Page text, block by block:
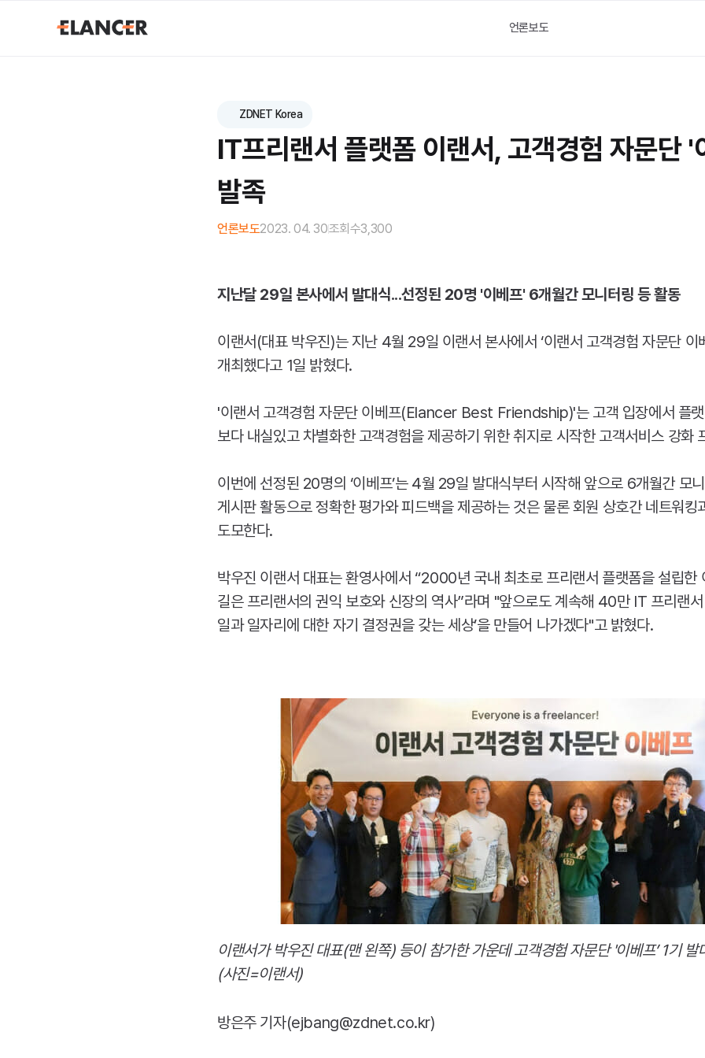
언론보도
ZDNET Korea
IT프리랜서 플랫폼 이랜서, 고객경험 자문단 '
발족
언론보도2023. 04. 30조회수3,300
지난달 29일 본사에서 발대식...선정된 20명 '이베프' 6개월간 모니터링 등 활동
이랜서(대표 박우진)는 지난 4월 29일 이랜서 본사에서 ‘이랜서 고객경험 자문단 이
개최했다고 1일 밝혔다.
'이랜서 고객경험 자문단 이베프(Elancer Best Friendship)'는 고객 입장에서 플
보다 내실있고 차별화한 고객경험을 제공하기 위한 취지로 시작한 고객서비스 강화
이번에 선정된 20명의 ‘이베프’는 4월 29일 발대식부터 시작해 앞으로 6개월간 모
게시판 활동으로 정확한 평가와 피드백을 제공하는 것은 물론 회원 상호간 네트워킹
도모한다.
박우진 이랜서 대표는 환영사에서 “2000년 국내 최초로 프리랜서 플랫폼을 설립한
길은 프리랜서의 권익 보호와 신장의 역사”라며 "앞으로도 계속해 40만 IT 프리랜
일과 일자리에 대한 자기 결정권을 갖는 세상’을 만들어 나가겠다"고 밝혔다.
이랜서가 박우진 대표(맨 왼쪽) 등이 참가한 가운데 고객경험 자문단 '이베프’ 1기 발
(사진=이랜서)
방은주 기자(ejbang@zdnet.co.kr)